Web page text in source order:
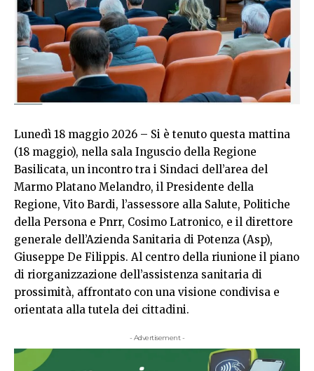
Lunedì 18 maggio 2026 – Si è tenuto questa mattina
(18 maggio), nella sala Inguscio della Regione
Basilicata, un incontro tra i Sindaci dell’area del
Marmo Platano Melandro, il Presidente della
Regione, Vito Bardi, l’assessore alla Salute, Politiche
della Persona e Pnrr, Cosimo Latronico, e il direttore
generale dell’Azienda Sanitaria di Potenza (Asp),
Giuseppe De Filippis. Al centro della riunione il piano
di riorganizzazione dell’assistenza sanitaria di
prossimità, affrontato con una visione condivisa e
orientata alla tutela dei cittadini.
- Advertisement -